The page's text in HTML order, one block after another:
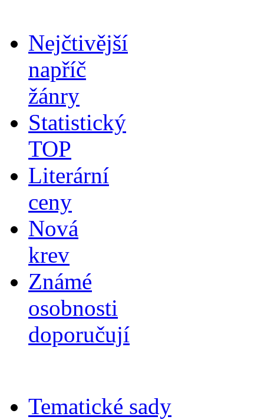
Nejčtivější
napříč
žánry
Statistický
TOP
Literární
ceny
Nová
krev
Známé
osobnosti
doporučují
Tematické sady